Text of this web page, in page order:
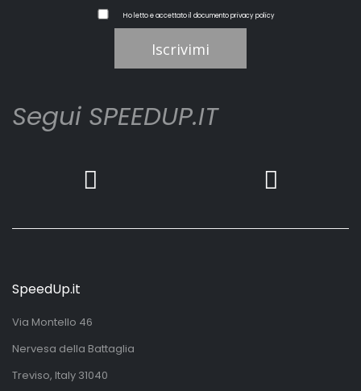
Ho letto e accettato il documentoprivacy policy
Iscrivimi
Segui SPEEDUP.IT
SpeedUp.it
Via Montello 46
Nervesa della Battaglia
Treviso, Italy 31040